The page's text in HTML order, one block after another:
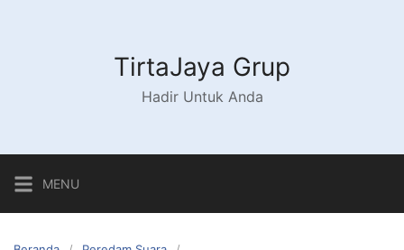
TirtaJaya Grup
Hadir Untuk Anda
MENU